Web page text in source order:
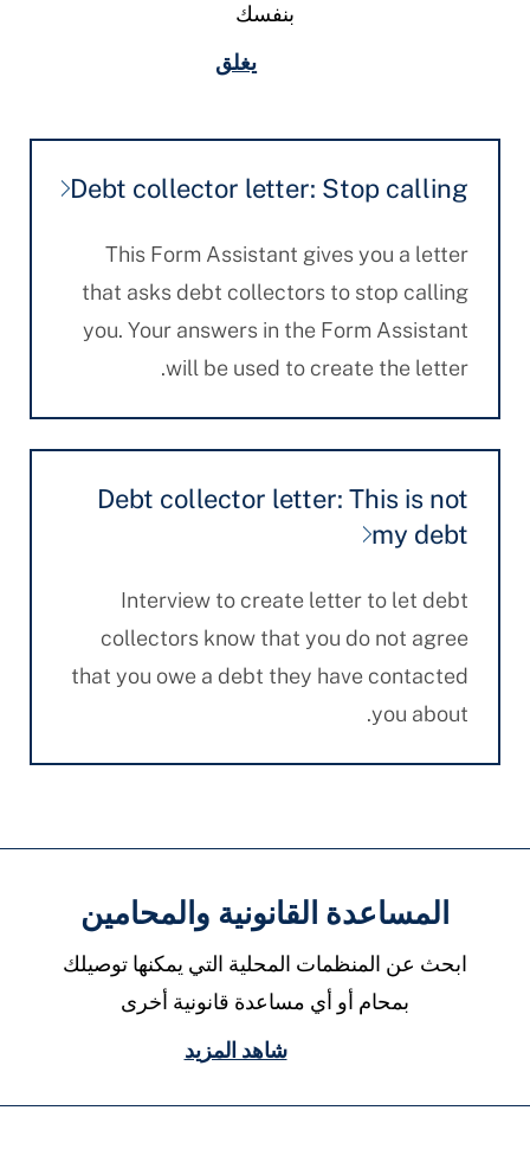
بنفسك
يغلق
Debt collector letter: Stop calling
This Form Assistant gives you a letter
that asks debt collectors to stop calling
you. Your answers in the Form Assistant
will be used to create the letter.
Debt collector letter: This is not
my debt
Interview to create letter to let debt
collectors know that you do not agree
that you owe a debt they have contacted
you about.
المساعدة القانونية والمحامين
ابحث عن المنظمات المحلية التي يمكنها توصيلك
بمحام أو أي مساعدة قانونية أخرى
شاهد المزيد